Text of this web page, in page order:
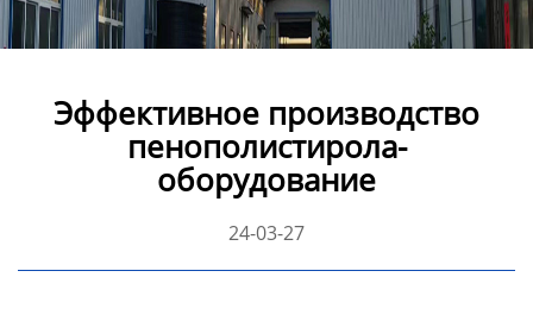
Оборудование для
производства труб со
Линия по производству
гофрированных труб из
трехцветных ротангов
Эффективное производство
пенополистирола-
оборудование
24-03-27